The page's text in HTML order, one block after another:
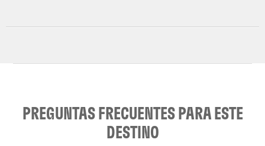
PREGUNTAS FRECUENTES PARA ESTE
DESTINO